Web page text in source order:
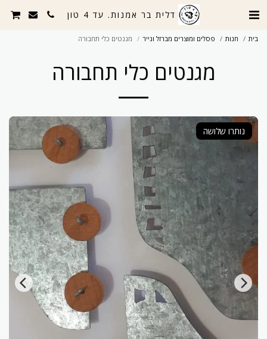
דלית בר אמנות. עד 4 טון
בית חנות פסלים ומוצרים מברזל ונייר מגנטים כלי תחבורה
מגנטים כלי תחבורה
נותרו שלושה